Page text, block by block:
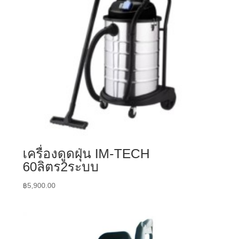
เครื่องดูดฝุ่น IM-TECH
60ลิตร2ระบบ
฿5,900.00